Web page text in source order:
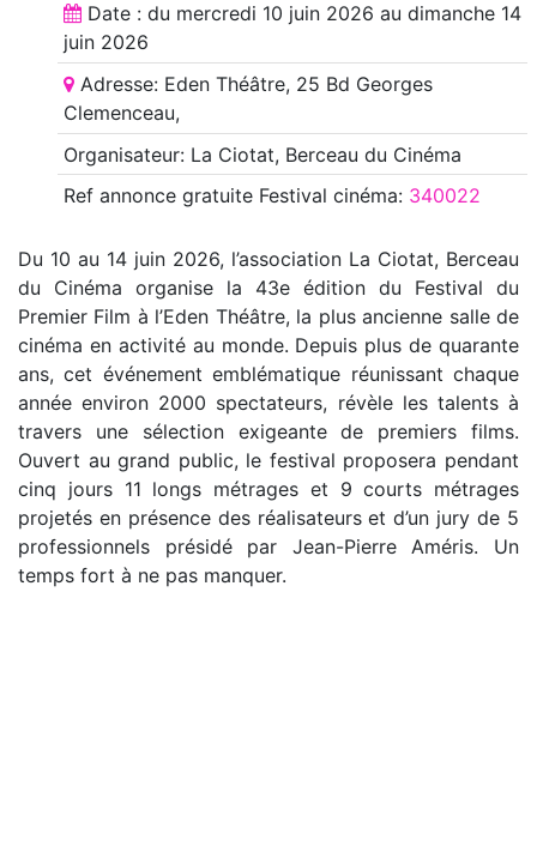
Date : du mercredi 10 juin 2026 au dimanche 14
juin 2026
Adresse: Eden Théâtre, 25 Bd Georges
Clemenceau,
Organisateur: La Ciotat, Berceau du Cinéma
Ref annoncegratuite Festival cinéma: 340022
Du 10 au 14 juin 2026, l’association La Ciotat, Berceau
du Cinéma organise la 43e édition du Festival du
Premier Film à l’Eden Théâtre, la plus ancienne salle de
cinéma en activité au monde. Depuis plus de quarante
ans, cet événement emblématique réunissant chaque
année environ 2000 spectateurs, révèle les talents à
travers une sélection exigeante de premiers films.
Ouvert au grand public, le festival proposera pendant
cinq jours 11 longs métrages et 9 courts métrages
projetés en présence des réalisateurs et d’un jury de 5
professionnels présidé par Jean-Pierre Améris. Un
temps fort à ne pas manquer.